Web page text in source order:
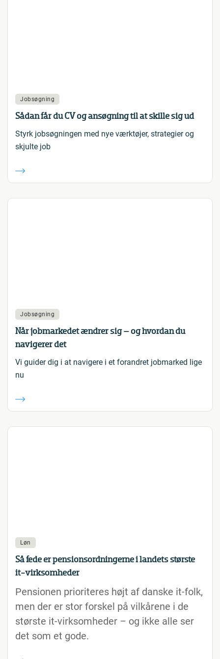
Jobsøgning
Sådan får du CV og ansøgning til at skille sig ud
Styrk jobsøgningen med nye værktøjer, strategier og
skjulte job
Jobsøgning
Når jobmarkedet ændrer sig – og hvordan du
navigerer det
Vi guider dig i at navigere i et forandret jobmarked lige
nu
Løn
Så fede er pensionsordningerne i landets største
it-virksomheder
Pensionen prioriteres højt af danske it-folk,
men der er stor forskel på vilkårene i de
største it-virksomheder – og ikke alle ser
det som et gode.